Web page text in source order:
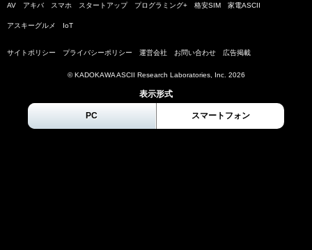
AV アキバ スマホ スタートアップ プログラミング+ 格安SIM 家電ASCII
アスキーグルメ IoT
サイトポリシー プライバシーポリシー 運営会社 お問い合わせ 広告掲載
© KADOKAWA ASCII Research Laboratories, Inc. 2026
表示形式
PC スマートフォン